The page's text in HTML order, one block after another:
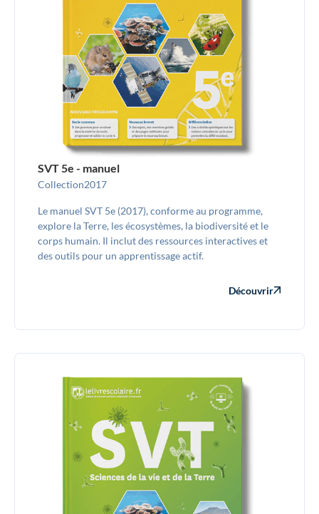
SVT 5e - manuel
Collection2017
Le manuel SVT 5e (2017), conforme au programme,
explore la Terre, les écosystèmes, la biodiversité et le
corps humain. Il inclut des ressources interactives et
des outils pour un apprentissage actif.
Découvrir